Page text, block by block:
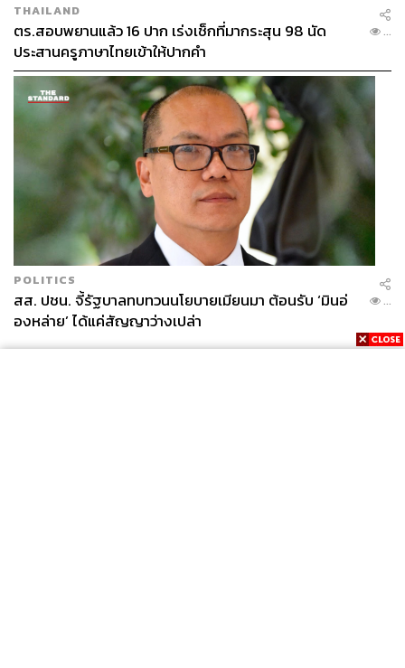
THAILAND
ตร.สอบพยานแล้ว 16 ปาก เร่งเช็กที่มากระสุน 98 นัด
ประสานครูภาษาไทยเข้าให้ปากคำ
...
POLITICS
สส. ปชน. จี้รัฐบาลทบทวนนโยบายเมียนมา ต้อนรับ ‘มินอ่
องหล่าย’ ได้แค่สัญญาว่างเปล่า
...